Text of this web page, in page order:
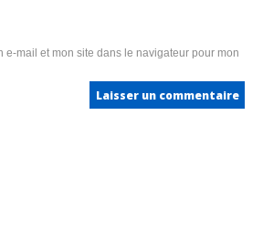
e-mail et mon site dans le navigateur pour mon